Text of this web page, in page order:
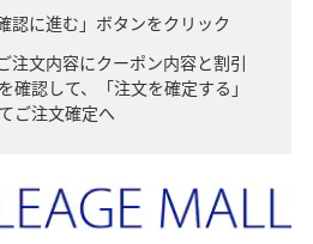
認に進む」ボタンをクリック
注文内容にクーポン内容と割引
確認して、「注文を確定する」
ご注文確定へ